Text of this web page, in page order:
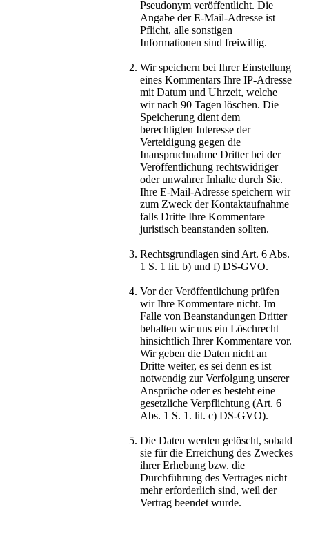
Pseudonym veröffentlicht. Die
Angabe der E-Mail-Adresse ist
Pflicht, alle sonstigen
Informationen sind freiwillig.
Wir speichern bei Ihrer Einstellung
eines Kommentars Ihre IP-Adresse
mit Datum und Uhrzeit, welche
wir nach 90 Tagen löschen. Die
Speicherung dient dem
berechtigten Interesse der
Verteidigung gegen die
Inanspruchnahme Dritter bei der
Veröffentlichung rechtswidriger
oder unwahrer Inhalte durch Sie.
Ihre E-Mail-Adresse speichern wir
zum Zweck der Kontaktaufnahme
falls Dritte Ihre Kommentare
juristisch beanstanden sollten.
Rechtsgrundlagen sind Art. 6 Abs.
1 S. 1 lit. b) und f) DS-GVO.
Vor der Veröffentlichung prüfen
wir Ihre Kommentare nicht. Im
Falle von Beanstandungen Dritter
behalten wir uns ein Löschrecht
hinsichtlich Ihrer Kommentare vor.
Wir geben die Daten nicht an
Dritte weiter, es sei denn es ist
notwendig zur Verfolgung unserer
Ansprüche oder es besteht eine
gesetzliche Verpflichtung (Art. 6
Abs. 1 S. 1. lit. c) DS-GVO).
Die Daten werden gelöscht, sobald
sie für die Erreichung des Zweckes
ihrer Erhebung bzw. die
Durchführung des Vertrages nicht
mehr erforderlich sind, weil der
Vertrag beendet wurde.